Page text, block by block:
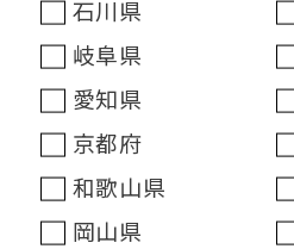
石川県
岐阜県
愛知県
京都府
和歌山県
岡山県